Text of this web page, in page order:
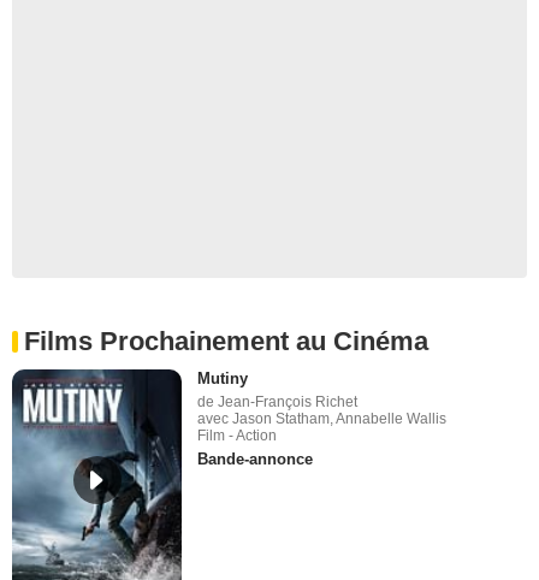
Films Prochainement au Cinéma
Mutiny
de Jean-François Richet
avec Jason Statham, Annabelle Wallis
Film - Action
Bande-annonce